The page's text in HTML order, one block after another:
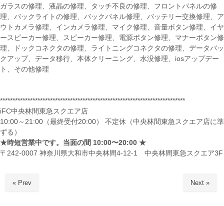
ガラスの修理、液晶の修理、タッチ不良の修理、フロントパネルの修
理、バックライトの修理、バックパネル修理、バッテリー交換修理、ア
ウトカメラ修理、インカメラ修理、マイク修理、音量ボタン修理、イヤ
ースピーカー修理、スピーカー修理、電源ボタン修理、マナーボタン修
理、ドックコネクタの修理、ライトニングコネクタの修理、データバッ
クアップ、データ移行、本体クリーニング、水没修理、iosアップデー
ト、その他修理
**************************************************************************
iFC中央林間東急スクエア店
10:00～21:00（最終受付20:00） 不定休（中央林間東急スクエア店に準
ずる）
★時短営業中です。当面の間 10:00〜20:00 ★
〒242-0007 神奈川県大和市中央林間4-12-1 中央林間東急スクエア3F
« Prev Next »